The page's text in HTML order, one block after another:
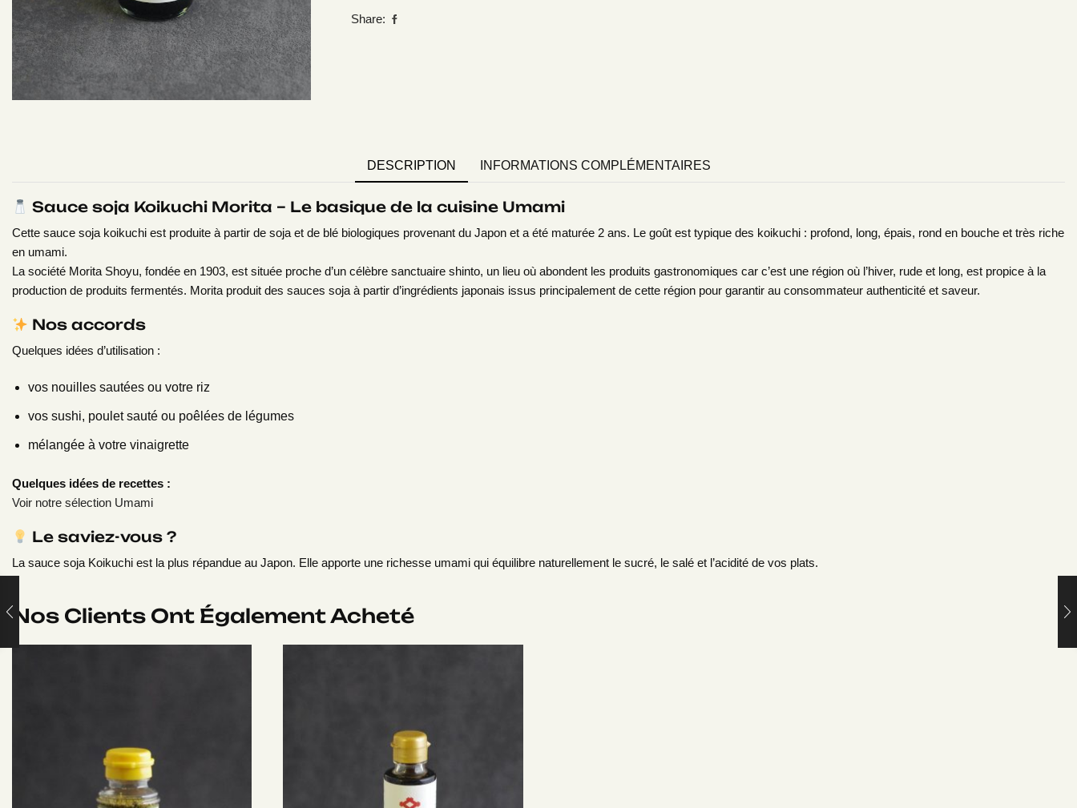
Share:
DESCRIPTION INFORMATIONS COMPLÉMENTAIRES
Sauce soja Koikuchi Morita – Le basique de la cuisine Umami
Cette sauce soja koikuchi est produite à partir de soja et de blé biologiques provenant du Japon et a été maturée 2 ans. Le goût est typique des koikuchi : profond, long, épais, rond en bouche et très riche
en umami.
La société Morita Shoyu, fondée en 1903, est située proche d’un célèbre sanctuaire shinto, un lieu où abondent les produits gastronomiques car c’est une région où l’hiver, rude et long, est propice à la
production de produits fermentés. Morita produit des sauces soja à partir d’ingrédients japonais issus principalement de cette région pour garantir au consommateur authenticité et saveur.
Nos accords
Quelques idées d’utilisation :
vos nouilles sautées ou votre riz
vos sushi, poulet sauté ou poêlées de légumes
mélangée à votre vinaigrette
Quelques idées de recettes :
Voir notre sélection Umami
Le saviez-vous ?
La sauce soja Koikuchi est la plus répandue au Japon. Elle apporte une richesse umami qui équilibre naturellement le sucré, le salé et l’acidité de vos plats.
Nos Clients Ont Également Acheté